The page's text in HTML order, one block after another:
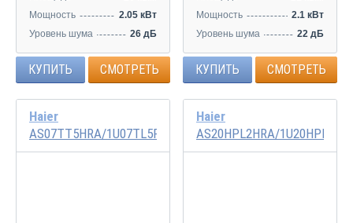
Мощность
2.05 кВт
Уровень шума
26 дБ
КУПИТЬ СМОТРЕТЬ
Мощность
2.1 кВт
Уровень шума
22 дБ
КУПИТЬ СМОТРЕТЬ
Haier
AS07TT5HRA/1U07TL5RA
Haier
AS20HPL2HRA/